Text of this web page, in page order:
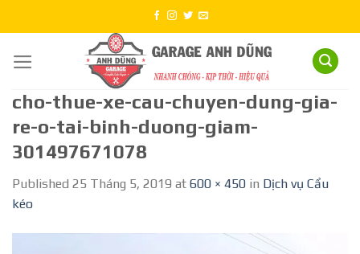
to
cho-thue-xe-cau-chuyen-dung-gia-
re-o-tai-binh-duong-giam-
301497671078
Published 25 Tháng 5, 2019 at 600 × 450 in Dịch vụ Cẩu
kéo